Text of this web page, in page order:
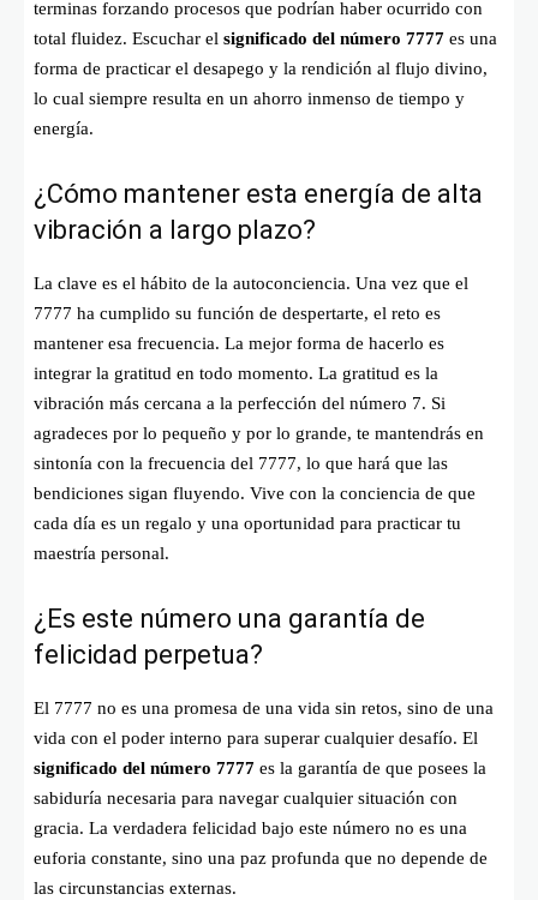
terminas forzando procesos que podrían haber ocurrido con
total fluidez. Escuchar el significado del número 7777 es una
forma de practicar el desapego y la rendición al flujo divino,
lo cual siempre resulta en un ahorro inmenso de tiempo y
energía.
¿Cómo mantener esta energía de alta
vibración a largo plazo?
La clave es el hábito de la autoconciencia. Una vez que el
7777 ha cumplido su función de despertarte, el reto es
mantener esa frecuencia. La mejor forma de hacerlo es
integrar la gratitud en todo momento. La gratitud es la
vibración más cercana a la perfección del número 7. Si
agradeces por lo pequeño y por lo grande, te mantendrás en
sintonía con la frecuencia del 7777, lo que hará que las
bendiciones sigan fluyendo. Vive con la conciencia de que
cada día es un regalo y una oportunidad para practicar tu
maestría personal.
¿Es este número una garantía de
felicidad perpetua?
El 7777 no es una promesa de una vida sin retos, sino de una
vida con el poder interno para superar cualquier desafío. El
significado del número 7777 es la garantía de que posees la
sabiduría necesaria para navegar cualquier situación con
gracia. La verdadera felicidad bajo este número no es una
euforia constante, sino una paz profunda que no depende de
las circunstancias externas.